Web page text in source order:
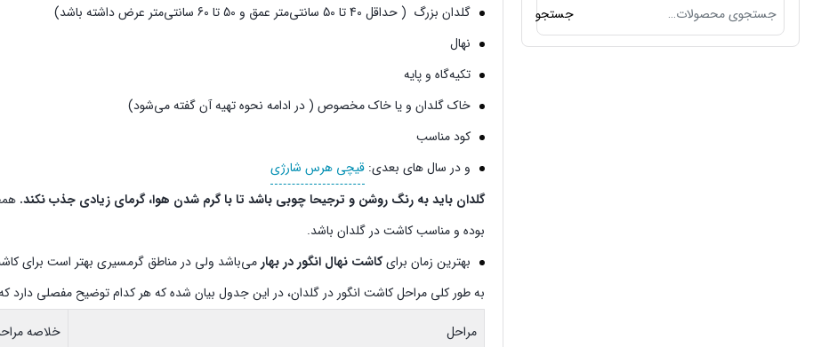
برای:
جستجو
گلدان بزرگ ( حداقل 40 تا 50 سانتی‌متر عمق و 50 تا 60 سانتی‌متر عرض داشته باشد)
نهال
تکیه‌گاه و پایه
خاک گلدان و یا خاک مخصوص ( در ادامه نحوه تهیه آن گفته می‌شود)
کود مناسب
و در سال های بعدی:قیچی هرس شارژی
گلدان باید به رنگ روشن و ترجیحا چوبی باشد تا با گرم شدن هوا، گرمای زیادی جذب نکند.
بوده و مناسب کاشت در گلدان باشد.
بهترین زمان برایکاشت نهال انگور در بهارمی‌باشد ولی در مناطق گرمسیری بهتر است برای کاشت
به طور کلی مراحل کاشت انگور در گلدان، در این جدول بیان شده که هر کدام توضیح مفصلی دارد
مراحل
خلاصه